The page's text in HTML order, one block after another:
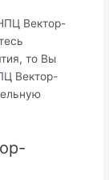
Вектор-
то Вы
Вектор-